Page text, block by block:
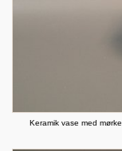
Keramik vase med